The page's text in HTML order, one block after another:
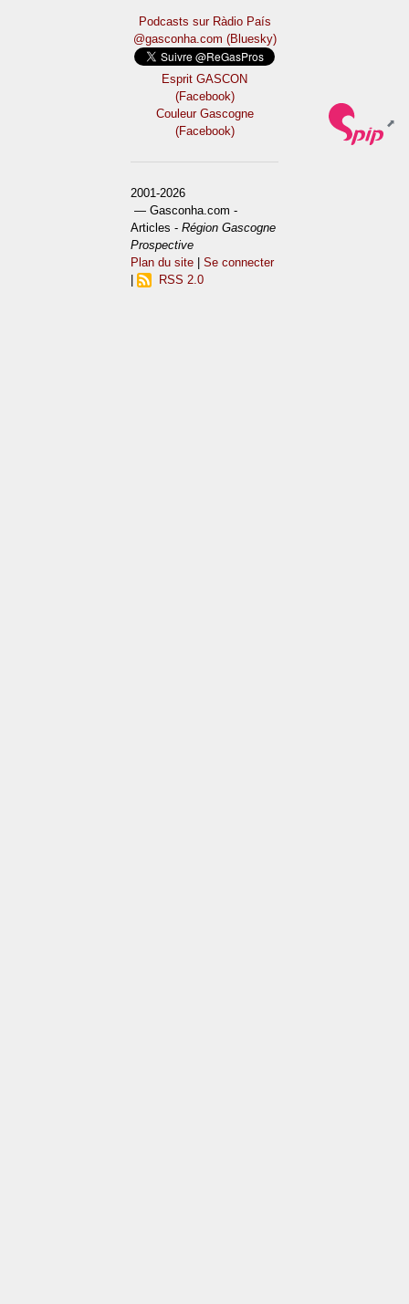
Podcasts sur Ràdio País
@gasconha.com (Bluesky)
Esprit GASCON
(Facebook)
Couleur Gascogne
(Facebook)
2001-2026
— Gasconha.com -
Articles -Région Gascogne
Prospective
Plan du site |Se connecter
RSS 2.0